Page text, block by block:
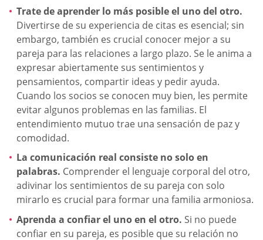
Trate de aprender lo más posible el uno del otro.
Divertirse de su experiencia de citas es esencial; sin
embargo, también es crucial conocer mejor a su
pareja para las relaciones a largo plazo. Se le anima a
expresar abiertamente sus sentimientos y
pensamientos, compartir ideas y pedir ayuda.
Cuando los socios se conocen muy bien, les permite
evitar algunos problemas en las familias. El
entendimiento mutuo trae una sensación de paz y
comodidad.
La comunicación real consiste no solo en
palabras. Comprender el lenguaje corporal del otro,
adivinar los sentimientos de su pareja con solo
mirarlo es crucial para formar una familia armoniosa.
Aprenda a confiar el uno en el otro. Si no puede
confiar en su pareja, es posible que su relación no